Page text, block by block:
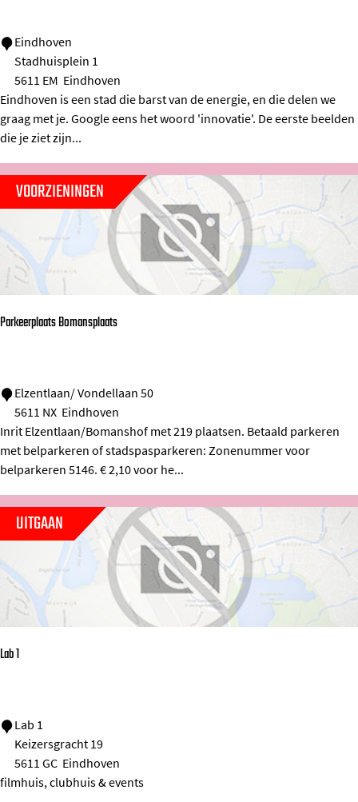
E
d
h
o
e
n
Eindhoven
Stadhuisplein 1
5611 EM Eindhoven
Eindhoven is een stad die barst van de energie, en die delen we
graag met je. Google eens het woord 'innovatie'. De eerste beelden
die je ziet zijn...
Parkeerplaats Bomansplaats
P
r
k
r
p
t
o
a
VOORZIENINGEN
Elzentlaan/ Vondellaan 50
5611 NX Eindhoven
Inrit Elzentlaan/Bomanshof met 219 plaatsen. Betaald parkeren
met belparkeren of stadspasparkeren: Zonenummer voor
belparkeren 5146. € 2,10 voor he...
Lab 1
L
b
UITGAAN
Lab 1
Keizersgracht 19
5611 GC Eindhoven
filmhuis, clubhuis & events